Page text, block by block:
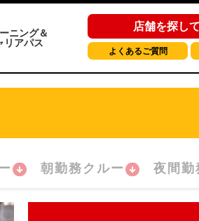
ニング＆
リアパス
店舗を探し
よくあるご質問
朝勤務クルー 夜間勤